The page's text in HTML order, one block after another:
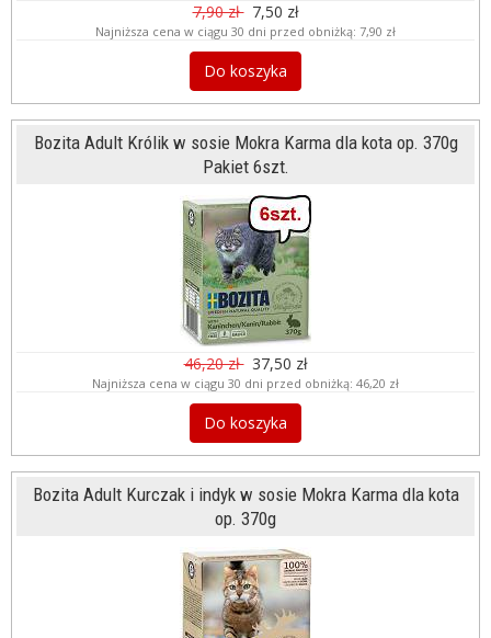
7,90 zł 7,50 zł
Najniższa cena w ciągu 30 dni przed obniżką: 7,90 zł
Do koszyka
Bozita Adult Królik w sosie Mokra Karma dla kota op. 370g
Pakiet 6szt.
46,20 zł 37,50 zł
Najniższa cena w ciągu 30 dni przed obniżką: 46,20 zł
Do koszyka
Bozita Adult Kurczak i indyk w sosie Mokra Karma dla kota
op. 370g